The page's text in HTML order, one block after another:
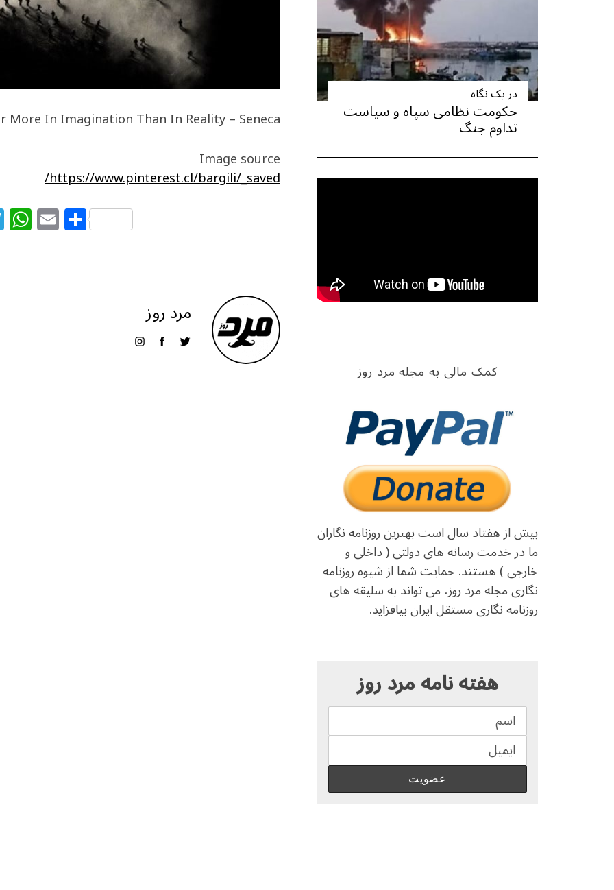
More In Imagination Than In Reality – Seneca
Image source
https://www.pinterest.cl/bargili/_saved/
T
el W
h E
m S
h
مرد روز
در یک نگاه
حکومت نظامی سپاه و سیاست
تداوم جنگ
کمک مالی به مجله مرد روز
بیش از هفتاد سال است بهترین روزنامه نگاران
ما در خدمت رسانه های دولتی ( داخلی و
خارجی ) هستند. حمایت شما از شیوه روزنامه
نگاری مجله مرد روز، می تواند به سلیقه های
روزنامه نگاری مستقل ایران بیافزاید.
هفته نامه مرد روز
S
r
c
f
r